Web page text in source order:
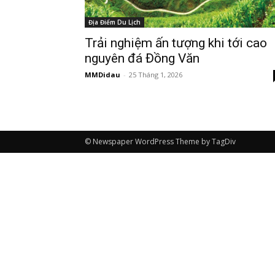
Địa Điểm Du Lịch
Trải nghiệm ấn tượng khi tới cao
nguyên đá Đồng Văn
MMDidau - 25 Tháng 1, 2026
© Newspaper WordPress Theme by TagDiv